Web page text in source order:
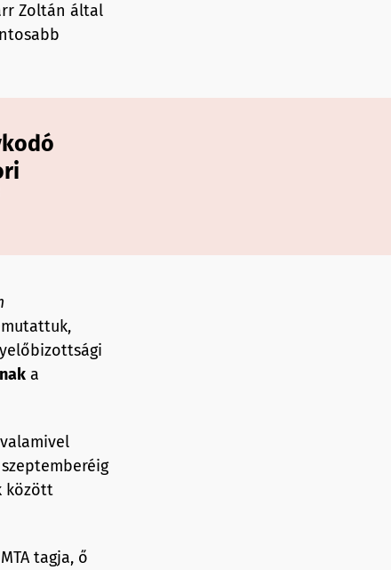
Zoltán által
a
között
tagja, ő